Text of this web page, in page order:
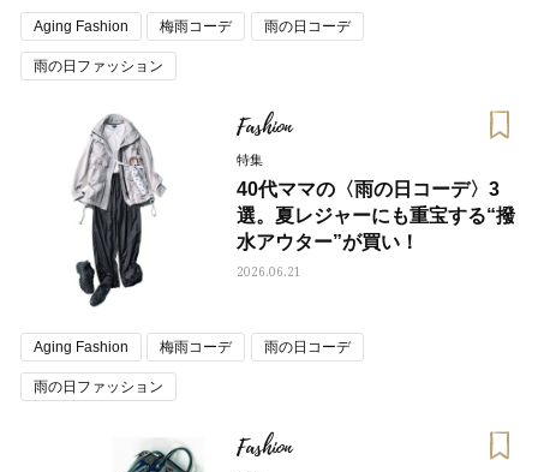
ス学」
Aging Fashion 梅雨コーデ 雨の日コーデ
雨の日ファッション
Fashion
特集
40代ママの〈雨の日コーデ〉3
選。夏レジャーにも重宝する“撥
水アウター”が買い！
2026.06.21
Aging Fashion 梅雨コーデ 雨の日コーデ
雨の日ファッション
Fashion